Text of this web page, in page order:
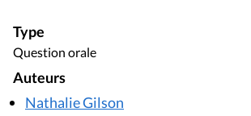
Type
Question orale
Auteurs
Nathalie Gilson